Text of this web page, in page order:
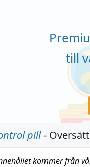
till
pill-
kommer från